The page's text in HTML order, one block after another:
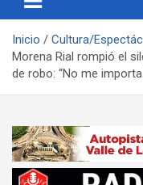
Inicio
Cultura/
Morena Rial rompió el
de robo: “No me